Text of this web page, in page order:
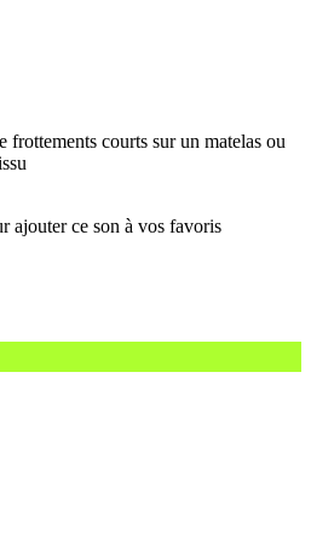
frottements courts sur un matelas ou